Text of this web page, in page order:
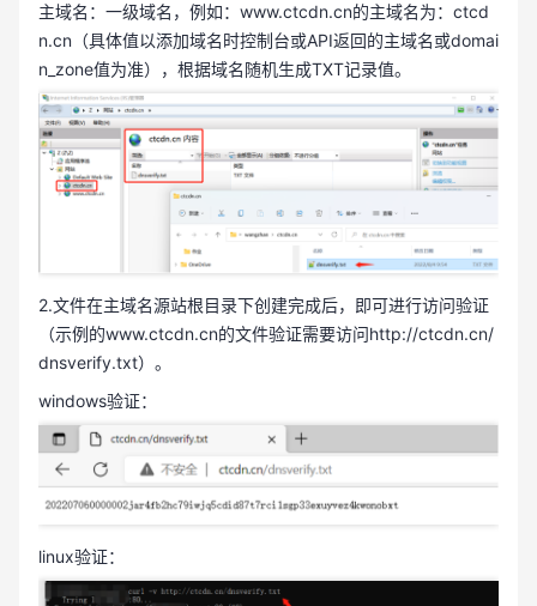
主域名：一级域名，例如：www.ctcdn.cn的主域名为：ctcd
n.cn（具体值以添加域名时控制台或API返回的主域名或domai
n_zone值为准），根据域名随机生成TXT记录值。
2.文件在主域名源站根目录下创建完成后，即可进行访问验证
（示例的www.ctcdn.cn的文件验证需要访问http://ctcdn.cn/
dnsverify.txt）。
windows验证：
linux验证：